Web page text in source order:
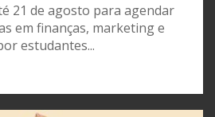
21 de agosto para agendar
em finanças, marketing e
estudantes...